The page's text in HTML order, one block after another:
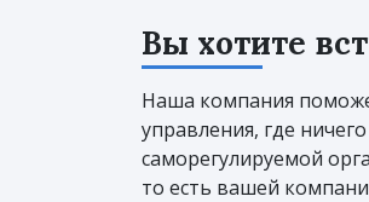
Вы хотите
Наша компания
управления, где
саморегулируемой
то есть вашей